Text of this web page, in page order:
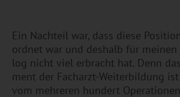
Ein Nach­teil war, dass diese
ord­net war und des­halb für
log nicht viel er­bracht hat. Denn
ment der Fach­arzt-Wei­ter­bil­dung
vom meh­re­ren hun­dert